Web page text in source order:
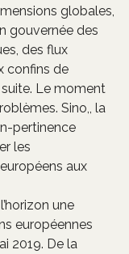
globales,
gouvernée des
des flux
confins de
Le moment
Sino,, la
pertinence
les
aux
une
européennes
2019. De la